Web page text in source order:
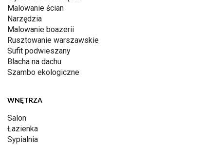
Malowanie ścian
Narzędzia
Malowanie boazerii
Rusztowanie warszawskie
Sufit podwieszany
Blacha na dachu
Szambo ekologiczne
WNĘTRZA
Salon
Łazienka
Sypialnia